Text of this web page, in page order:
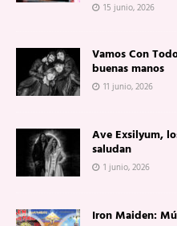
15 junio, 2026
Vamos Con
buenas manos
11 junio, 2026
Ave Exsilyum,
saludan
1 junio, 2026
Iron Maiden: